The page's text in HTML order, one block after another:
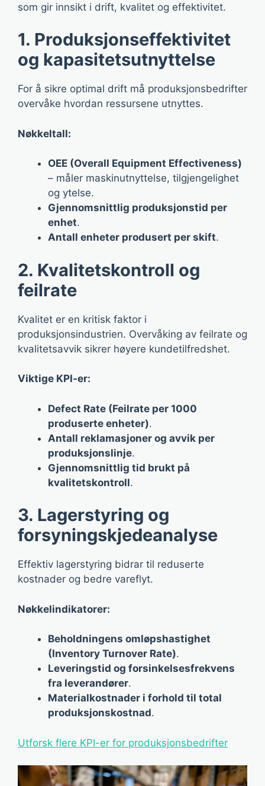
som gir innsikt i drift, kvalitet og effektivitet.
1. Produksjonseffektivitet
og kapasitetsutnyttelse
For å sikre optimal drift må produksjonsbedrifter
overvåke hvordan ressursene utnyttes.
Nøkkeltall:
OEE (Overall Equipment Effectiveness)
– måler maskinutnyttelse, tilgjengelighet
og ytelse.
Gjennomsnittlig produksjonstid per
enhet.
Antall enheter produsert per skift.
2. Kvalitetskontroll og
feilrate
Kvalitet er en kritisk faktor i
produksjonsindustrien. Overvåking av feilrate og
kvalitetsavvik sikrer høyere kundetilfredshet.
Viktige KPI-er:
Defect Rate (Feilrate per 1000
produserte enheter).
Antall reklamasjoner og avvik per
produksjonslinje.
Gjennomsnittlig tid brukt på
kvalitetskontroll.
3. Lagerstyring og
forsyningskjedeanalyse
Effektiv lagerstyring bidrar til reduserte
kostnader og bedre vareflyt.
Nøkkelindikatorer:
Beholdningens omløpshastighet
(Inventory Turnover Rate).
Leveringstid og forsinkelsesfrekvens
fra leverandører.
Materialkostnader i forhold til total
produksjonskostnad.
Utforsk flere KPI-er for produksjonsbedrifter